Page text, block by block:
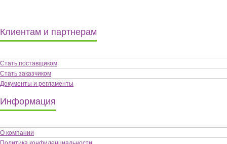
Клиентам и партнерам
Стать поставщиком
Стать заказчиком
Документы и регламенты
Информация
О компании